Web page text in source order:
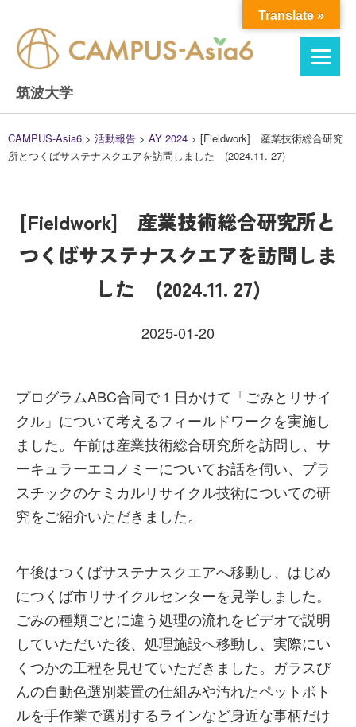
content
筑波大学
CAMPUS-Asia6 > 活動報告 > AY 2024 > [Fieldwork] 産業技術総合研究
所とつくばサステナスクエアを訪問しました (2024.11. 27)
[Fieldwork] 産業技術総合研究所と
つくばサステナスクエアを訪問しま
した (2024.11. 27)
2025-01-20
プログラムABC合同で１日かけて「ごみとリサイ
クル」について考えるフィールドワークを実施し
ました。午前は産業技術総合研究所を訪問し、サ
ーキュラーエコノミーについてお話を伺い、プラ
スチックのケミカルリサイクル技術についての研
究をご紹介いただきました。
午後はつくばサステナスクエアへ移動し、はじめ
につくば市リサイクルセンターを見学しました。
ごみの種類ごとに違う処理の流れをビデオで説明
していただいた後、処理施設へ移動し、実際にい
くつかの工程を見せていただきました。ガラスび
んの自動色選別装置の仕組みや汚れたペットボト
ルを手作業で選別するラインなど身近な事柄だけ
Translate »